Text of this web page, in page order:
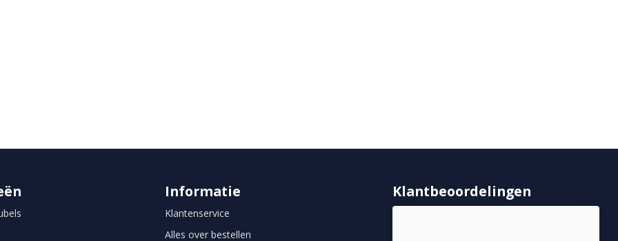
Informatie
Klantenservice
Alles over bestellen
Klantbeoordelingen